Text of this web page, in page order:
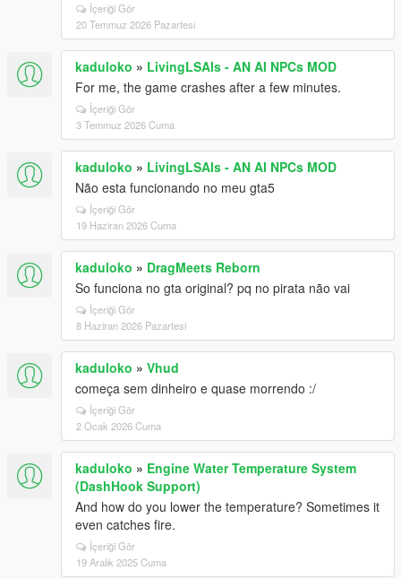
İçeriği Gör
20 Temmuz 2026 Pazartesi
kaduloko » LivingLSAIs - AN AI NPCs MOD
For me, the game crashes after a few minutes.
İçeriği Gör
3 Temmuz 2026 Cuma
kaduloko » LivingLSAIs - AN AI NPCs MOD
Não esta funcionando no meu gta5
İçeriği Gör
19 Haziran 2026 Cuma
kaduloko » DragMeets Reborn
So funciona no gta original? pq no pirata não vai
İçeriği Gör
8 Haziran 2026 Pazartesi
kaduloko » Vhud
começa sem dinheiro e quase morrendo :/
İçeriği Gör
2 Ocak 2026 Cuma
kaduloko » Engine Water Temperature System
(DashHook Support)
And how do you lower the temperature? Sometimes it
even catches fire.
İçeriği Gör
19 Aralık 2025 Cuma